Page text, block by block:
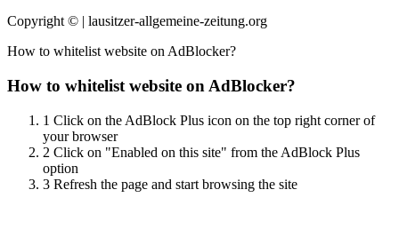
Copyright © | lausitzer-allgemeine-zeitung.org
How to whitelist website on AdBlocker?
How to whitelist website on AdBlocker?
1 Click on the AdBlock Plus icon on the top right corner of
your browser
2 Click on "Enabled on this site" from the AdBlock Plus
option
3 Refresh the page and start browsing the site